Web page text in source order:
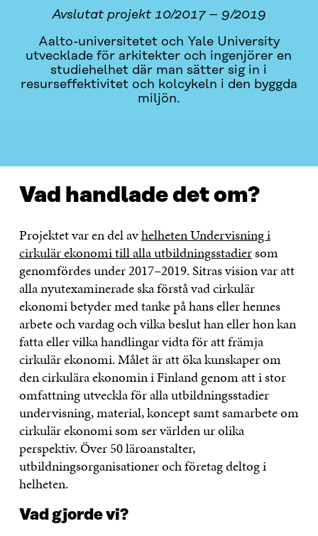
Avslutat projekt 10/2017 – 9/2019
Aalto-universitetet och Yale University
utvecklade för arkitekter och ingenjörer en
studiehelhet där man sätter sig in i
resurseffektivitet och kolcykeln i den byggda
miljön.
Vad handlade det om?
Projektet var en del avhelheten Undervisning i
cirkulär ekonomi till alla utbildningsstadiersom
genomfördes under 2017–2019. Sitras vision var att
alla nyutexaminerade ska förstå vad cirkulär
ekonomi betyder med tanke på hans eller hennes
arbete och vardag och vilka beslut han eller hon kan
fatta eller vilka handlingar vidta för att främja
cirkulär ekonomi. Målet är att öka kunskaper om
den cirkulära ekonomin i Finland genom att i stor
omfattning utveckla för alla utbildningsstadier
undervisning, material, koncept samt samarbete om
cirkulär ekonomi som ser världen ur olika
perspektiv. Över 50 läroanstalter,
utbildningsorganisationer och företag deltog i
helheten.
Vad gjorde vi?